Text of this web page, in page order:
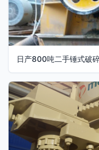
日产800吨二手锤式破